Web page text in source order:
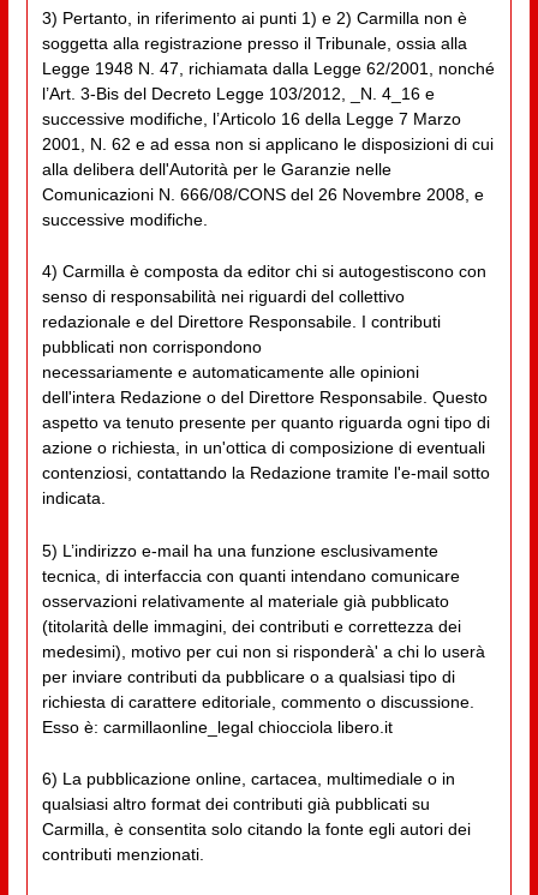
3) Pertanto, in riferimento ai punti 1) e 2) Carmilla non è
soggetta alla registrazione presso il Tribunale, ossia alla
Legge 1948 N. 47, richiamata dalla Legge 62/2001, nonché
l’Art. 3-Bis del Decreto Legge 103/2012, _N. 4_16 e
successive modifiche, l’Articolo 16 della Legge 7 Marzo
2001, N. 62 e ad essa non si applicano le disposizioni di cui
alla delibera dell'Autorità per le Garanzie nelle
Comunicazioni N. 666/08/CONS del 26 Novembre 2008, e
successive modifiche.
4) Carmilla è composta da editor chi si autogestiscono con
senso di responsabilità nei riguardi del collettivo
redazionale e del Direttore Responsabile. I contributi
pubblicati non corrispondono
necessariamente e automaticamente alle opinioni
dell'intera Redazione o del Direttore Responsabile. Questo
aspetto va tenuto presente per quanto riguarda ogni tipo di
azione o richiesta, in un'ottica di composizione di eventuali
contenziosi, contattando la Redazione tramite l'e-mail sotto
indicata.
5) L’indirizzo e-mail ha una funzione esclusivamente
tecnica, di interfaccia con quanti intendano comunicare
osservazioni relativamente al materiale già pubblicato
(titolarità delle immagini, dei contributi e correttezza dei
medesimi), motivo per cui non si risponderà' a chi lo userà
per inviare contributi da pubblicare o a qualsiasi tipo di
richiesta di carattere editoriale, commento o discussione.
Esso è: carmillaonline_legal chiocciola libero.it
6) La pubblicazione online, cartacea, multimediale o in
qualsiasi altro format dei contributi già pubblicati su
Carmilla, è consentita solo citando la fonte egli autori dei
contributi menzionati.